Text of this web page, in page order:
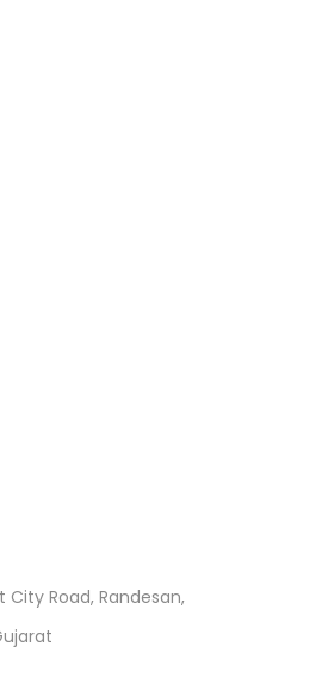
City Road, Randesan,